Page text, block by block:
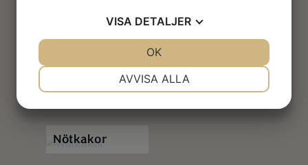
Klassisk Waldorfsallad med hackade valnötter
Nötkakor
VISA DETALJER
AVVISA ALLA
OK